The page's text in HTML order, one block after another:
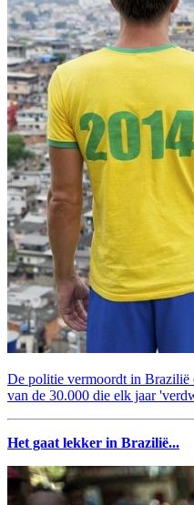
De politie vermoordt in Brazilië
van de 30.000 die elk jaar
Het gaat lekker in Brazilië...